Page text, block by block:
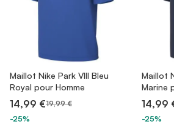
Maillot Nike Park VIII Bleu
Royal pour Homme
14,99 €19,99 €
-25%
Maillot
Marine
14,99
-25%